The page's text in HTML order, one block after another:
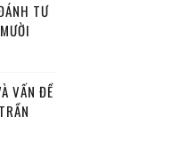
TƯ
VẤN ĐỀ